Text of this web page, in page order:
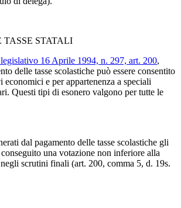
STATALI
16 Aprile 1994, n. 297, art. 200,
delle tasse scolastiche può essere consentito
e per appartenenza a speciali
Questi tipi di esonero valgono per tutte le
dal pagamento delle tasse scolastiche gli
una votazione non inferiore alla
negli scrutini finali (art. 200, comma 5, d. 19s.